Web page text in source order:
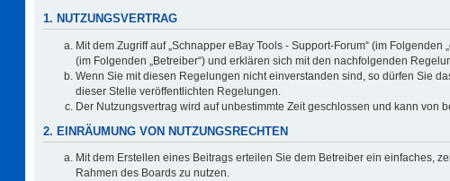
1. NUTZUNGSVERTRAG
Mit dem Zugriff auf „Schnapper eBay Tools - Support-Forum“ (im
(im Folgenden „Betreiber“) und erklären sich mit den nachfolgenden
Wenn Sie mit diesen Regelungen nicht einverstanden sind, so dürfen Sie
dieser Stelle veröffentlichten Regelungen.
Der Nutzungsvertrag wird auf unbestimmte Zeit geschlossen und kann
2. EINRÄUMUNG VON NUTZUNGSRECHTEN
Mit dem Erstellen eines Beitrags erteilen Sie dem Betreiber ein einfaches,
Rahmen des Boards zu nutzen.